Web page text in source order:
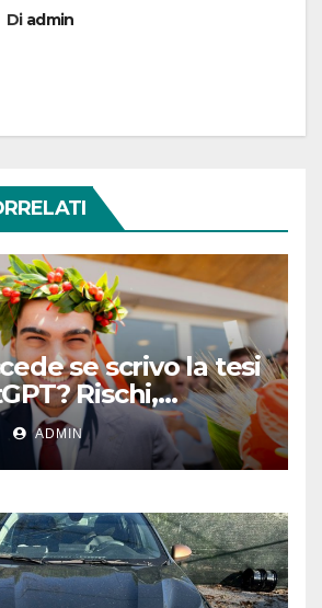
Di admin
se scrivo la tesi
Rischi,
e alternative
ADMIN